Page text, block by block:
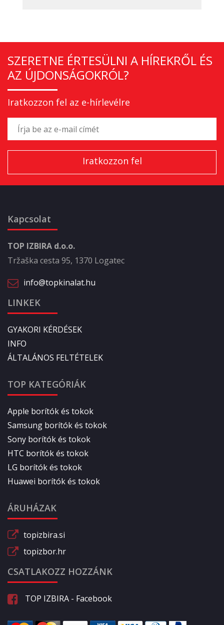
SZERETNE ÉRTESÜLNI A HÍREKRŐL ÉS
AZ ÚJDONSÁGOKRÓL?
Iratkozzon fel az e-hírlevélre
Kapcsolat
TOP IZBIRA d.o.o.
Tržaška cesta 95, 1370 Logatec
info@topkinalat.hu
LINKEK
GYAKORI KÉRDÉSEK
INFO
ÁLTALÁNOS FELTÉTELEK
TOP KATEGÓRIÁK
Apple borítók és tokok
Samsung borítók és tokok
Sony borítók és tokok
HTC borítók és tokok
LG borítók és tokok
Huawei borítók és tokok
ÁRUHÁZAK
topizbira.si
topizbor.hr
CSATLAKOZZ HOZZÁNK
TOP IZBIRA - Facebook